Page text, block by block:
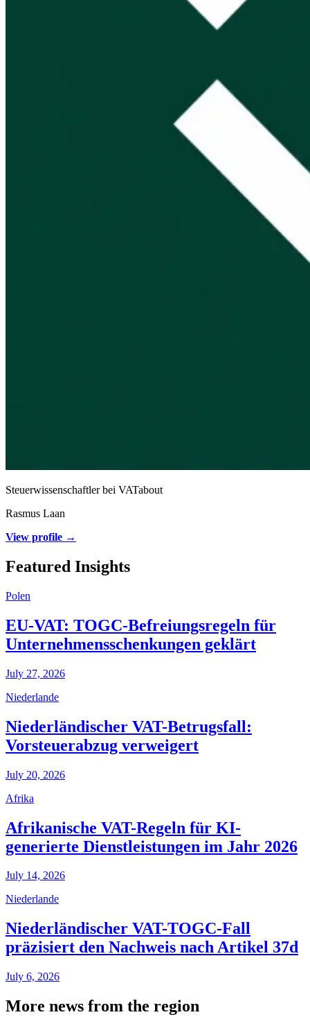
Steuerwissenschaftler bei VATabout
Rasmus Laan
View profile →
Featured Insights
Polen
EU-VAT: TOGC-Befreiungsregeln für
Unternehmensschenkungen geklärt
July 27, 2026
Niederlande
Niederländischer VAT-Betrugsfall:
Vorsteuerabzug verweigert
July 20, 2026
Afrika
Afrikanische VAT-Regeln für KI-
generierte Dienstleistungen im Jahr 2026
July 14, 2026
Niederlande
Niederländischer VAT-TOGC-Fall
präzisiert den Nachweis nach Artikel 37d
July 6, 2026
More news from the region